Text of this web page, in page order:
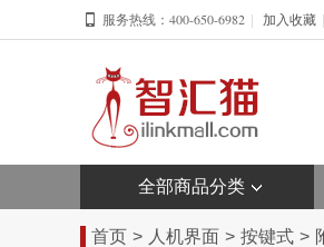
服务热线： 400-650-6982 加入收藏
全部商品分类
首页 > 人机界面 > 按键式 >